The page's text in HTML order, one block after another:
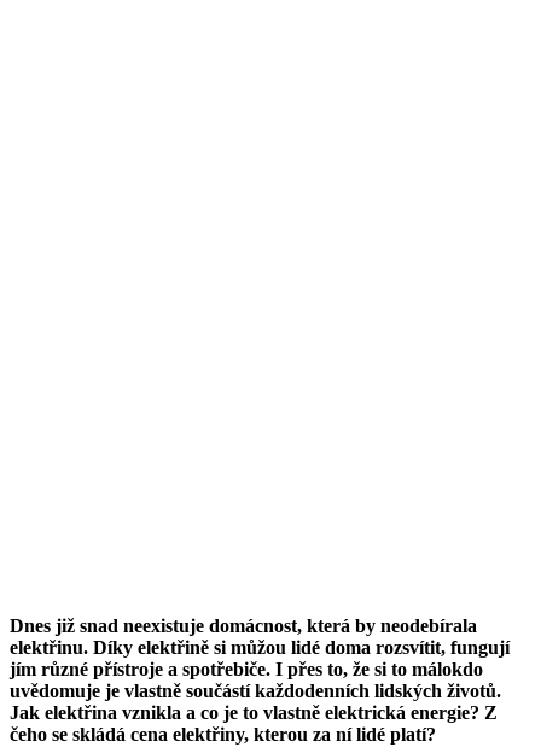
Dnes již snad neexistuje domácnost, která by neodebírala
elektřinu. Díky elektřině si můžou lidé doma rozsvítit, fungují
jím různé přístroje a spotřebiče. I přes to, že si to málokdo
uvědomuje je vlastně součástí každodenních lidských životů.
Jak elektřina vznikla a co je to vlastně elektrická energie? Z
čeho se skládá cena elektřiny, kterou za ní lidé platí?